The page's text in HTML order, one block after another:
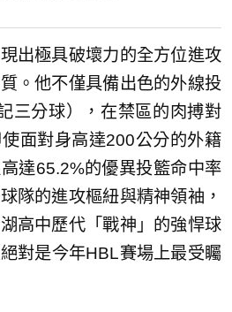
出極具破壞力的全方位進攻
。他不僅具備出色的外線投
三分球），在禁區的肉搏對
面對身高達200公分的外籍
達65.2%的優異投籃命中率
隊的進攻樞紐與精神領袖，
高中歷代「戰神」的強悍球
對是今年HBL賽場上最受矚